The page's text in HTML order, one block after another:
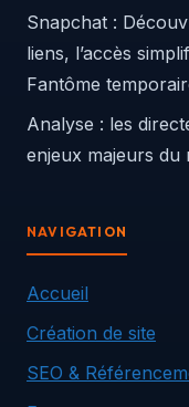
Snapchat :
liens, l’accès
Fantôme
Analyse : les
enjeux majeurs du
NAVIGATION
Accueil
Création de site
SEO &